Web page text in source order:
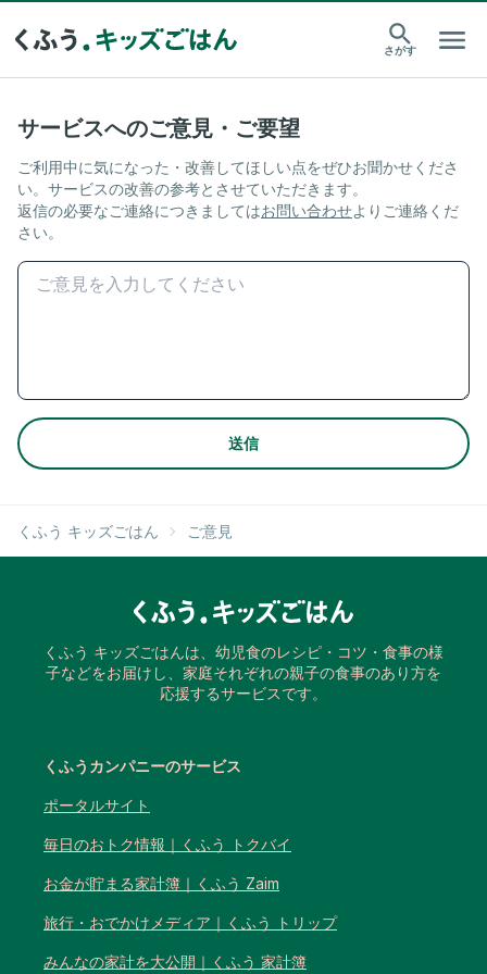
さがす
サービスへのご意見・ご要望
ご利用中に気になった・改善してほしい点をぜひお聞かせくださ
い。サービスの改善の参考とさせていただきます。
返信の必要なご連絡につきましてはお問い合わせよりご連絡くだ
さい。
送信
くふう キッズごはん ご意見
くふう キッズごはんは、幼児食のレシピ・コツ・食事の様
子などをお届けし、家庭それぞれの親子の食事のあり方を
応援するサービスです。
くふうカンパニーのサービス
ポータルサイト
毎日のおトク情報｜くふう トクバイ
お金が貯まる家計簿｜くふう Zaim
旅行・おでかけメディア｜くふう トリップ
みんなの家計を大公開｜くふう 家計簿